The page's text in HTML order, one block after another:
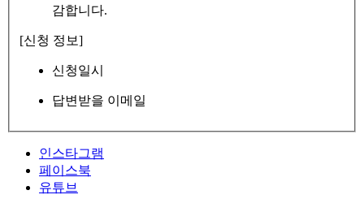
감합니다.
[신청 정보]
신청일시
답변받을 이메일
인스타그램
페이스북
유튜브